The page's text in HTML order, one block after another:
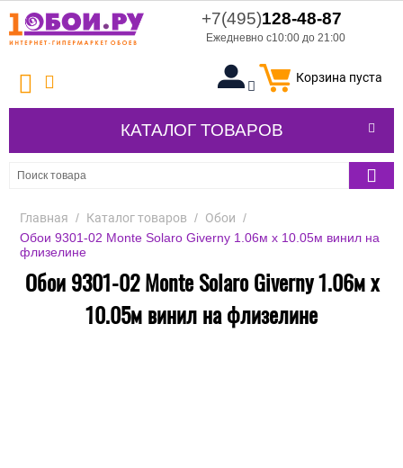
+7(495)128-48-87
Ежедневно с10:00 до 21:00
Корзина пуста
КАТАЛОГ ТОВАРОВ
Главная / Каталог товаров / Обои /
Обои 9301-02 Monte Solaro Giverny 1.06м x 10.05м винил на
флизелине
Обои 9301-02 Monte Solaro Giverny 1.06м x
10.05м винил на флизелине